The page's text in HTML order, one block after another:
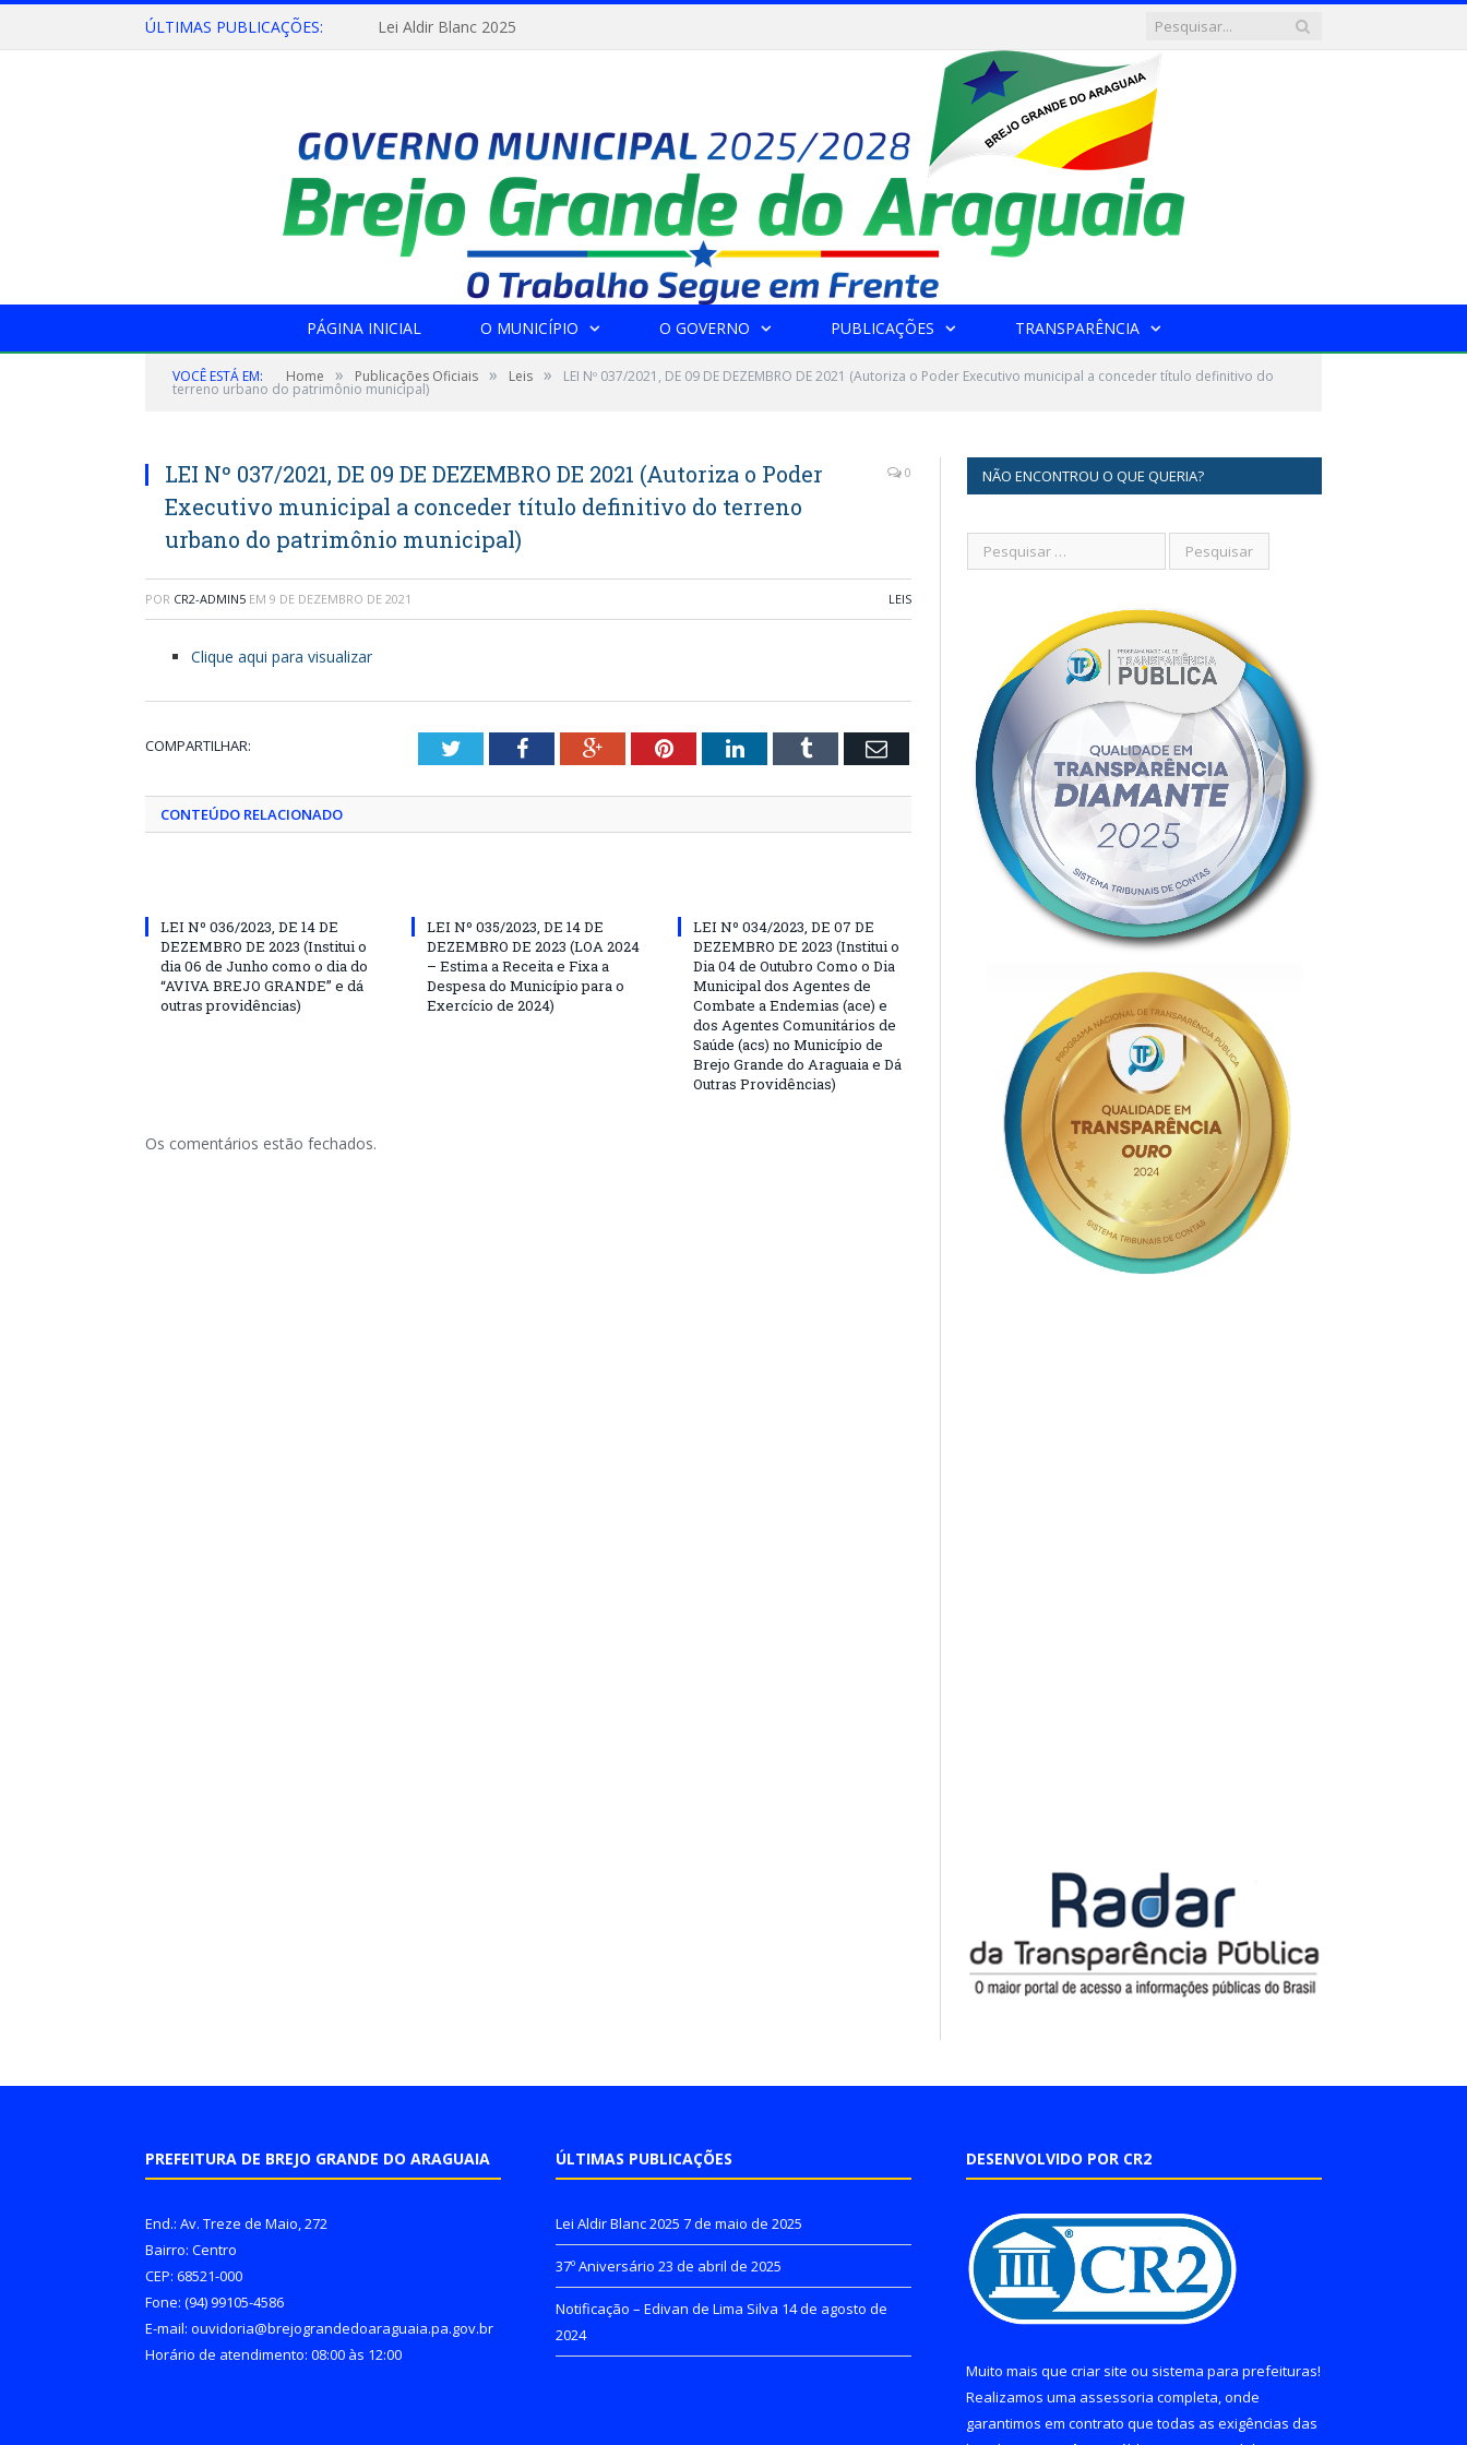
ÚLTIMAS PUBLICAÇÕES: Lei Aldir Blanc 2025
PÁGINA INICIAL O MUNICÍPIO O GOVERNO PUBLICAÇÕES TRANSPARÊNCIA
VOCÊ ESTÁ EM: Home » Publicações Oficiais » Leis » LEI Nº 037/2021, DE 09 DE DEZEMBRO DE 2021 (Autoriza o Poder Executivo municipal a conceder título definitivo do
terreno urbano do patrimônio municipal)
LEI Nº 037/2021, DE 09 DE DEZEMBRO DE 2021 (Autoriza o Poder
Executivo municipal a conceder título definitivo do terreno
urbano do patrimônio municipal)
0
POR CR2-ADMIN5 EM 9 DE DEZEMBRO DE 2021 LEIS
Clique aqui para visualizar
COMPARTILHAR: TwitterFacebookGoogle+PinterestLinkedInTumblr Email
CONTEÚDO RELACIONADO
LEI Nº 036/2023, DE 14 DE
DEZEMBRO DE 2023 (Institui o
dia 06 de Junho como o dia do
“AVIVA BREJO GRANDE” e dá
outras providências)
LEI Nº 035/2023, DE 14 DE
DEZEMBRO DE 2023 (LOA 2024
– Estima a Receita e Fixa a
Despesa do Município para o
Exercício de 2024)
LEI Nº 034/2023, DE 07 DE
DEZEMBRO DE 2023 (Institui o
Dia 04 de Outubro Como o Dia
Municipal dos Agentes de
Combate a Endemias (ace) e
dos Agentes Comunitários de
Saúde (acs) no Município de
Brejo Grande do Araguaia e Dá
Outras Providências)
Os comentários estão fechados.
NÃO ENCONTROU O QUE QUERIA?
PREFEITURA DE BREJO GRANDE DO ARAGUAIA
End.: Av. Treze de Maio, 272
Bairro: Centro
CEP: 68521-000
Fone: (94) 99105-4586
E-mail: ouvidoria@brejograndedoaraguaia.pa.gov.br
Horário de atendimento: 08:00 às 12:00
ÚLTIMAS PUBLICAÇÕES
Lei Aldir Blanc 2025 7 de maio de 2025
37º Aniversário 23 de abril de 2025
Notificação – Edivan de Lima Silva 14 de agosto de
2024
DESENVOLVIDO POR CR2
Muito mais que criar site ou sistema para prefeituras!
Realizamos uma assessoria completa, onde
garantimos em contrato que todas as exigências das